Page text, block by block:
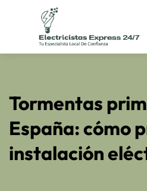
Tormentas
España: cómo
instalación